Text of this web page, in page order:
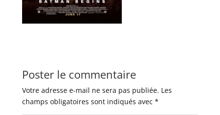
Poster le commentaire
Votre adresse e-mail ne sera pas publiée. Les
champs obligatoires sont indiqués avec *